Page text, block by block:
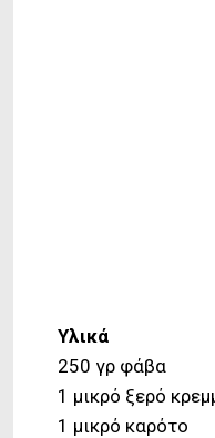
Υλικά
250 γρ φάβα
1 μικρό ξερό
1 μικρό καρότο